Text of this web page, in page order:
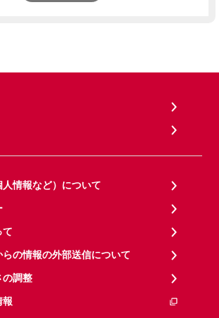
情報など）について
て
の情報の外部送信について
の調整
報